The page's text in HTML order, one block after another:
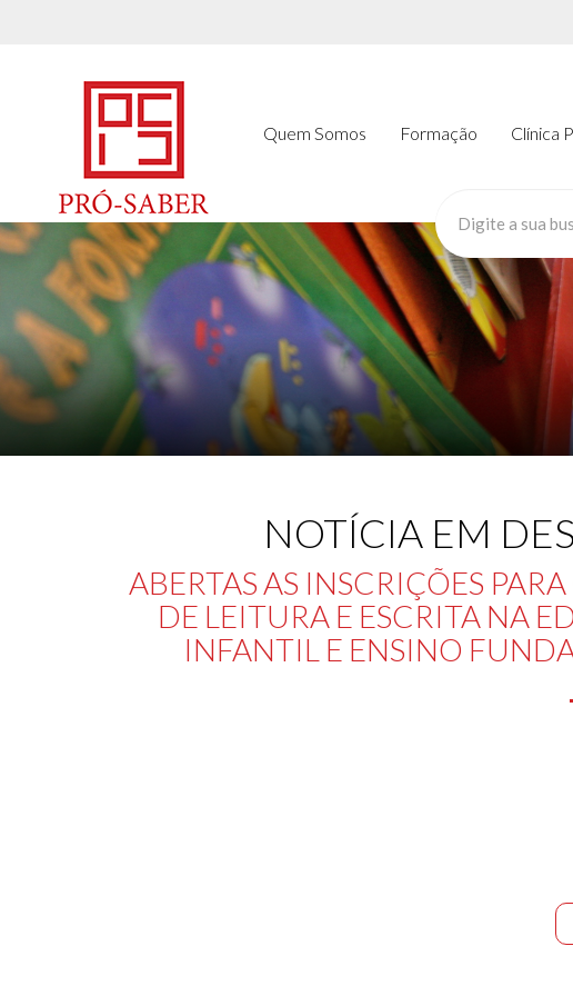
Quem Somos Formação Clínica
NOTÍCIA EM
ABERTAS AS INSCRIÇÕES
DE LEITURA E ESCRITA NA
INFANTIL E ENSINO